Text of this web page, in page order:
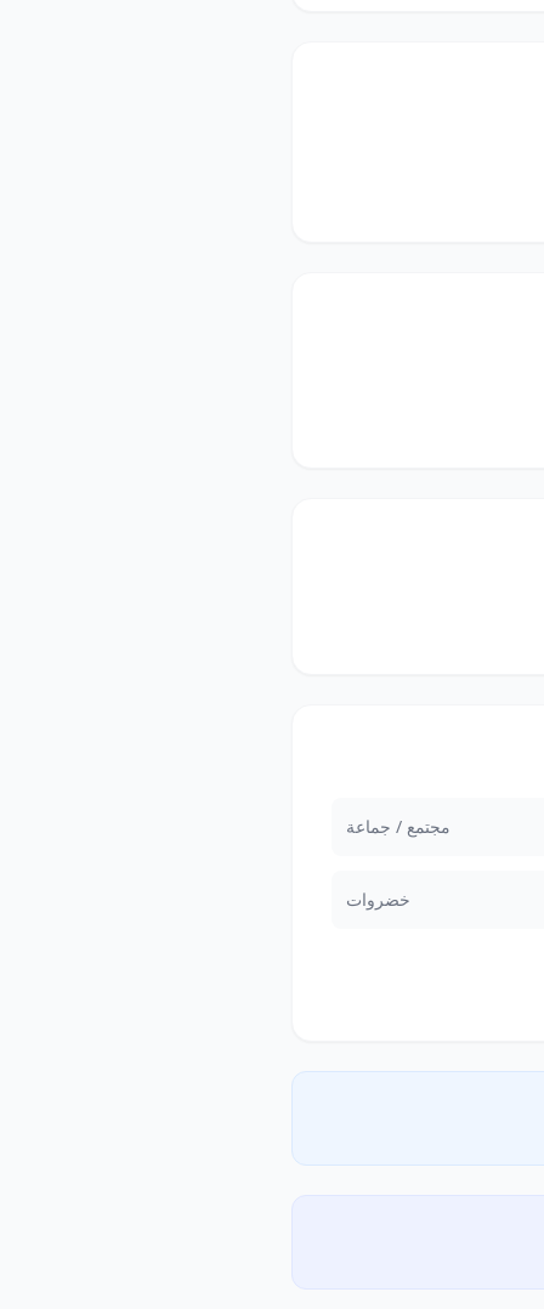
مجتمع / جماعة
خضروات